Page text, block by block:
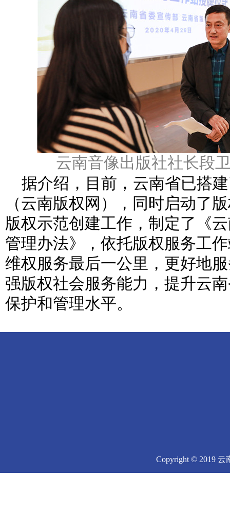
云南音像出版社社长段
据介绍，目前，云南省已搭
（云南版权网），同时启动了
版权示范创建工作，制定了《
管理办法》，依托版权服务工
维权服务最后一公里，更好地
强版权社会服务能力，提升云
保护和管理水平。
Copyright © 2019 云